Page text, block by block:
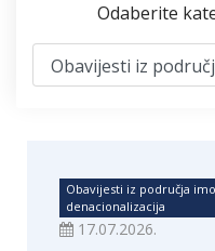
Odaberite
Obavijesti iz područja
denacionalizacija
17.07.2026.